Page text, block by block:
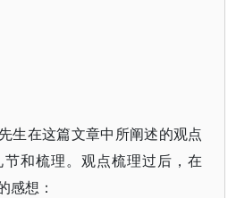
生在这篇文章中所阐述的观点
和梳理。观点梳理过后，在
感想：